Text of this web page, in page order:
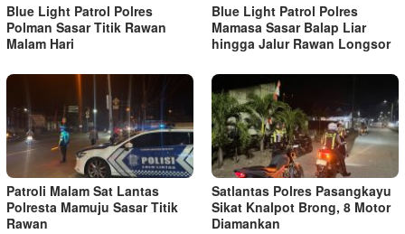
Blue Light Patrol Polres
Polman Sasar Titik Rawan
Malam Hari
Blue Light Patrol Polres
Mamasa Sasar Balap Liar
hingga Jalur Rawan Longsor
Patroli Malam Sat Lantas
Polresta Mamuju Sasar Titik
Rawan
Satlantas Polres Pasangkayu
Sikat Knalpot Brong, 8 Motor
Diamankan